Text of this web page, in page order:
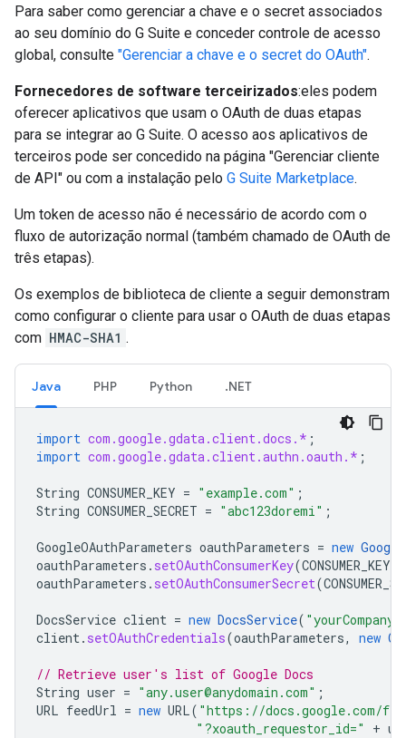
Para saber como gerenciar a chave e o secret associados
ao seu domínio do G Suite e conceder controle de acesso
global, consulte "Gerenciar a chave e o secret do OAuth".
Fornecedores de software terceirizados:eles podem
oferecer aplicativos que usam o OAuth de duas etapas
para se integrar ao G Suite. O acesso aos aplicativos de
terceiros pode ser concedido na página "Gerenciar cliente
de API" ou com a instalação pelo G Suite Marketplace.
Um token de acesso não é necessário de acordo com o
fluxo de autorização normal (também chamado de OAuth de
três etapas).
Os exemplos de biblioteca de cliente a seguir demonstram
como configurar o cliente para usar o OAuth de duas etapas
com HMAC-SHA1 .
Java PHP Python .NET
import com.google.gdata.client.docs.* ;
import com.google.gdata.client.authn.oauth.* ;
String CONSUMER_KEY = "example.com" ;
String CONSUMER_SECRET = "abc123doremi" ;
GoogleOAuthParameters oauthParameters = new
oauthParameters . setOAuthConsumerKey(CONSUMER_KEY
oauthParameters . setOAuthConsumerSecret(
DocsService client = new DocsService( "yourCompany-
client. setOAuthCredentials(oauthParameters, new
// Retrieve user's list of Google Docs
String user = "any.user@anydomain.com" ;
URL feedUrl = new URL( "https://docs.google.com/
"?xoauth_requestor_id="
+